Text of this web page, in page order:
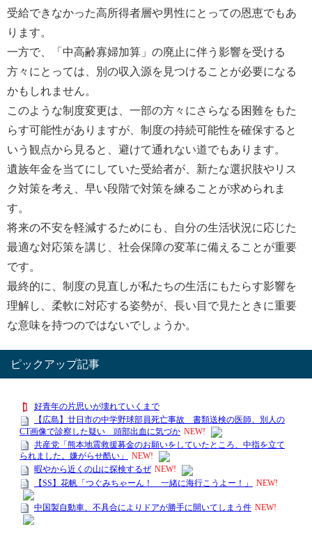
受給できなかった高所得者層や男性にとっての恩恵でもあ
ります。
一方で、「中高齢寡婦加算」の廃止に伴う影響を受ける
方々にとっては、別の収入源を見つけることが必要になる
かもしれません。
このような制度変更は、一部の方々にさらなる困難をもた
らす可能性がありますが、制度の持続可能性を確保すると
いう観点から見ると、避けて通れない道でもあります。
遺族年金を当てにしていた受給者が、新たな選択肢やリス
ク対策を考え、早い段階で対策を練ることが求められま
す。
将来の不安を軽減するためにも、自分の生活状況に応じた
最適な対応策を講じ、社会保障の変革に備えることが重要
です。
最終的に、制度の見直しが私たちの生活にもたらす影響を
理解し、柔軟に対応する姿勢が、長い目で見たときに重要
な意味を持つのではないでしょうか。
ピックアップ記事